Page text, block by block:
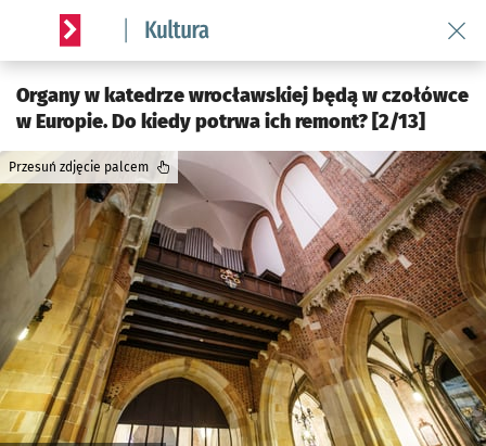
Serwis informacyjny wroclaw.pl podserwis: Kultura
Organy w katedrze wrocławskiej będą w czołówce
w Europie. Do kiedy potrwa ich remont? [2/13]
Przesuń zdjęcie palcem